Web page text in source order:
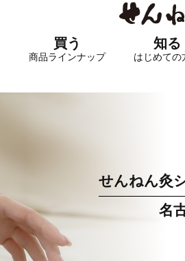
買う
商品ラインナップ
知る
はじめての
せんねん灸
名